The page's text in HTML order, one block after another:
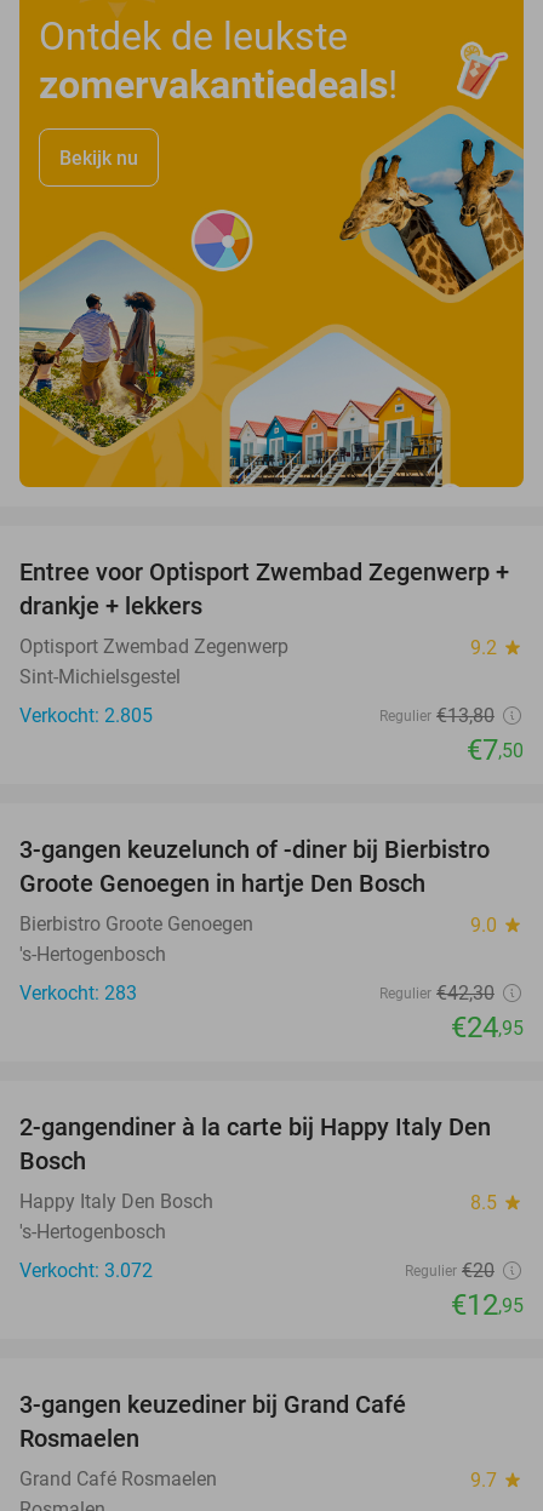
Ontdek de leukste
zomervakantiedeals!
Bekijk nu
46%
Entree voor Optisport Zwembad Zegenwerp +
drankje + lekkers
Optisport Zwembad Zegenwerp 9.2 star
Sint-Michielsgestel
Verkocht: 2.805
Regulier €13,80
€7,50
41%
3-gangen keuzelunch of -diner bij Bierbistro
Groote Genoegen in hartje Den Bosch
Bierbistro Groote Genoegen 9.0 star
's-Hertogenbosch
Verkocht: 283
Regulier €42,30
€24,95
35%
2-gangendiner à la carte bij Happy Italy Den
Bosch
Happy Italy Den Bosch 8.5 star
's-Hertogenbosch
Verkocht: 3.072
Regulier €20
€12,95
3-gangen keuzediner bij Grand Café
Rosmaelen
Grand Café Rosmaelen 9.7 star